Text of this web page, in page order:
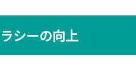
シーの向上